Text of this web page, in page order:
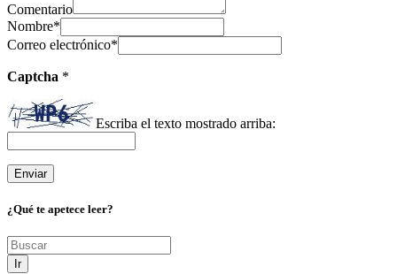
Comentario
Nombre*
Correo electrónico*
Captcha *
Escriba el texto mostrado arriba:
¿Qué te apetece leer?
Ir